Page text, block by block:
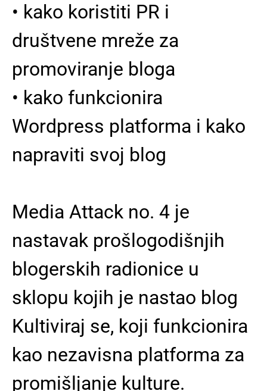
• kako koristiti PR i
društvene mreže za
promoviranje bloga
• kako funkcionira
Wordpress platforma i kako
napraviti svoj blog
Media Attack no. 4 je
nastavak prošlogodišnjih
blogerskih radionice u
sklopu kojih je nastao blog
Kultiviraj se, koji funkcionira
kao nezavisna platforma za
promišljanje kulture.